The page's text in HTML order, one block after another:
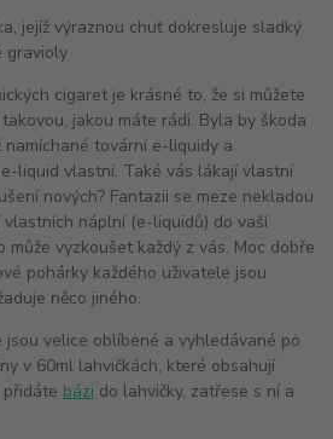
jejíž výraznou chuť dokresluje sladký
gravioly
cigaret je krásné to, že si můžete
jakou máte rádi. Byla by škoda
tovární e-liquidy a
liquid vlastní. Také vás lákají vlastní
nových? Fantazii se meze nekladou
náplní (e-liquidů) do vaší
vyzkoušet každý z vás. Moc dobře
pohárky každého uživatele jsou
něco jiného.
jsou velice oblíbené a vyhledávané po
v 60ml lahvičkách, které obsahují
bázi do lahvičky, zatřese s ní a